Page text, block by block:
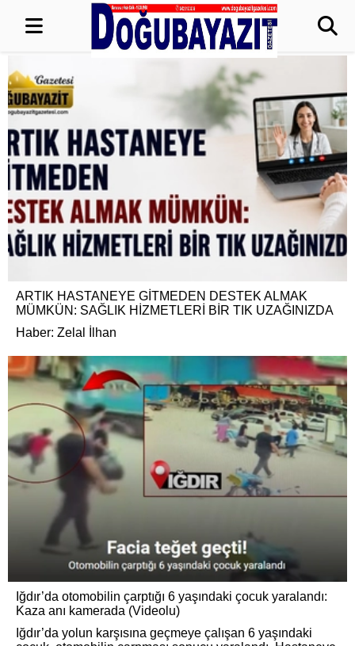
ARTIK HASTANEYE GİTMEDEN DESTEK ALMAK
MÜMKÜN: SAĞLIK HİZMETLERİ BİR TIK UZAĞINIZDA
Haber: Zelal İlhan
Iğdır’da otomobilin çarptığı 6 yaşındaki çocuk yaralandı:
Kaza anı kamerada (Videolu)
Iğdır’da yolun karşısına geçmeye çalışan 6 yaşındaki